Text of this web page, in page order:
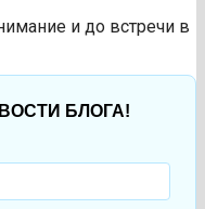
и до встречи в
БЛОГА!